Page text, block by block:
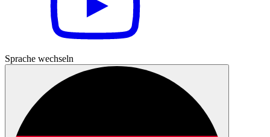
Sprache wechseln